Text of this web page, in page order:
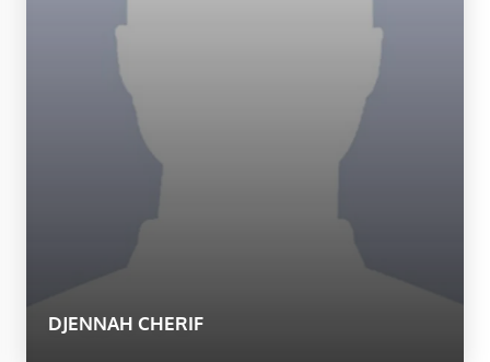
DJENNAH CHERIF